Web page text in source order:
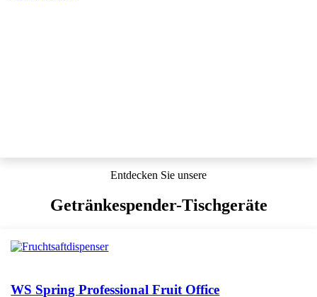
Entdecken Sie unsere
Getränkespender-Tischgeräte
WS Spring Professional Fruit Office